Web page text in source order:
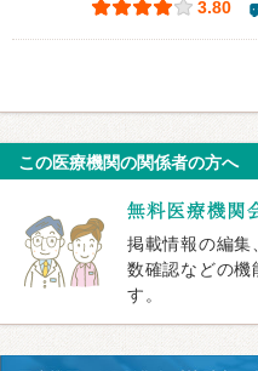
3.80
この医療機関の関係者の方へ
掲載情報の編集
数確認などの機
す。